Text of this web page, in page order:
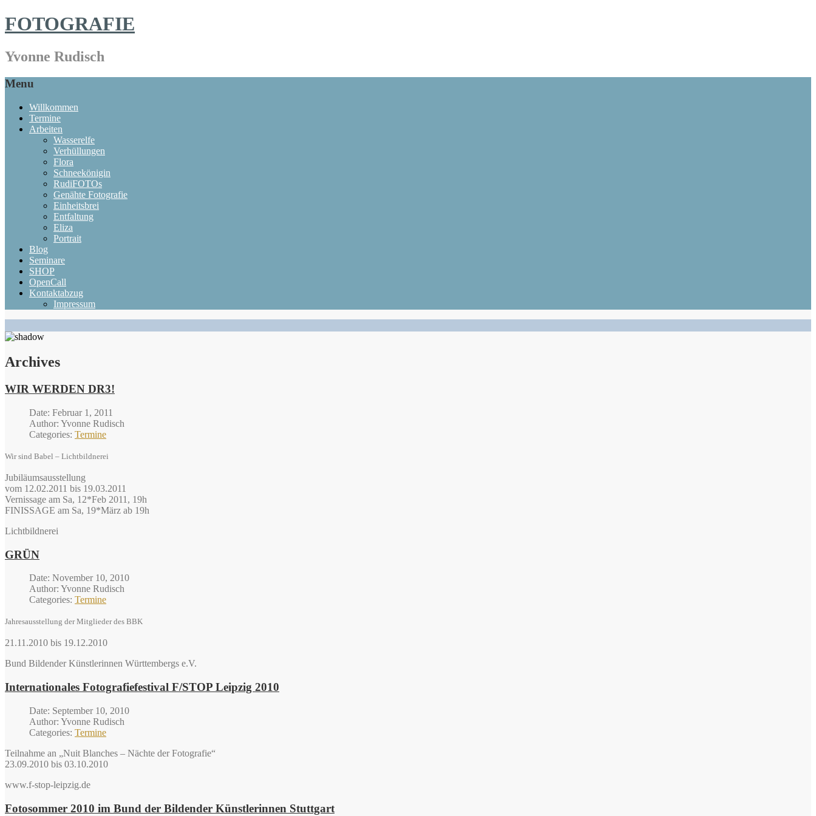
FOTOGRAFIE
Yvonne Rudisch
Menu
Willkommen
Termine
Arbeiten
Wasserelfe
Verhüllungen
Flora
Schneekönigin
RudiFOTOs
Genähte Fotografie
Einheitsbrei
Entfaltung
Eliza
Portrait
Blog
Seminare
SHOP
OpenCall
Kontaktabzug
Impressum
Archives
WIR WERDEN DR3!
Date: Februar 1, 2011
Author: Yvonne Rudisch
Categories: Termine
Wir sind Babel – Lichtbildnerei
Jubiläumsausstellung
vom 12.02.2011 bis 19.03.2011
Vernissage am Sa, 12*Feb 2011, 19h
FINISSAGE am Sa, 19*März ab 19h
Lichtbildnerei
GRÜN
Date: November 10, 2010
Author: Yvonne Rudisch
Categories: Termine
Jahresausstellung der Mitglieder des BBK
21.11.2010 bis 19.12.2010
Bund Bildender Künstlerinnen Württembergs e.V.
Internationales Fotografiefestival F/STOP Leipzig 2010
Date: September 10, 2010
Author: Yvonne Rudisch
Categories: Termine
Teilnahme an „Nuit Blanches – Nächte der Fotografie“
23.09.2010 bis 03.10.2010
www.f-stop-leipzig.de
Fotosommer 2010 im Bund der Bildender Künstlerinnen Stuttgart